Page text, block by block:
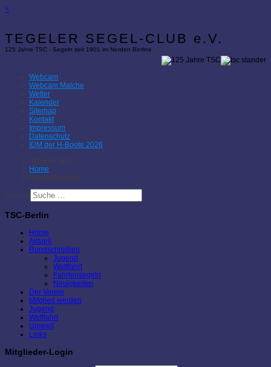
×
TEGELER SEGEL-CLUB e.V.
125 Jahre TSC - Segeln seit 1901 im Norden Berlins
Webcam
Webcam Malche
Wetter
Kalender
Sitemap
Kontakt
Impressum
Datenschutz
IDM der H-Boote 2026
Aktuelle Seite:
Home
Rundschreiben
Suchen
TSC-Berlin
Home
Aktuell
Rundschreiben
Jugend
Wettfahrt
Fahrtensegeln
Neuigkeiten
Der Verein
Mitglied werden
Jugend
Wettfahrt
Umwelt
Links
Mitglieder-Login